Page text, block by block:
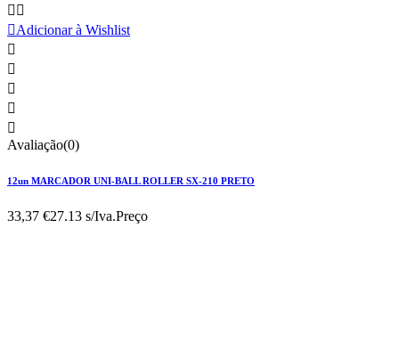
 
Adicionar à Wishlist





Avaliação(0)
12un MARCADOR UNI-BALL ROLLER SX-210 PRETO
33,37 €27.13 s/Iva.Preço